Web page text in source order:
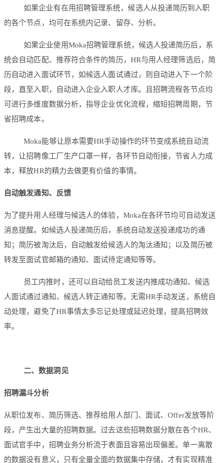
如果企业有在用招聘管理系统，候选人从投递简历到入职
的各个节点，均可在系统内记录、留存、分析。
如果企业使用Moka招聘管理系统，候选人投递简历后，系
统会自动匹配、推荐符合条件的简历，HR与用人经理筛选后，简
历自动进入面试环节，如候选人面试通过，则自动进入下一个阶
段，直至入职，自动进入企业入职人才库。且招聘流程各节点均
可进行多维度数据分析，指导企业优化流程，缩短招聘周期，节
省招聘成本。
Moka能够让原本需要HR手动操作的环节变成系统自动流
转，让招聘像工厂生产口罩一样，各环节自动衔接，节省人力成
本，释放HR的精力去做更有价值的事情。
自动触发通知、反馈
为了提升用人经理与候选人的体验，Moka在各环节均可自动发送
消息提醒。如候选人投递简历后，系统自动发送投递成功的通
知；简历被淘汰后，自动触发给候选人的淘汰通知；以及简历被
转发至面试官邮箱的通知、面试待定通知等等。
员工内推时，还可以自动给员工发送内推成功通知、候选
人面试通过通知、候选人转正通知等。无需HR手动发送，系统自
动处理，避免了HR事情太多忘记处理或延迟处理，提高招聘效
率。
二、数据洞见
招聘漏斗分析
从职位发布、简历筛选、推荐给用人部门、面试、Offer发放等阶
段，产生出大量的招聘数据。过去这些招聘数据分散在各个HR、
面试官手中，招聘业务分析流于表面且容易出现偏差。单一离散
的数据没有意义，只有全量全面的数据集中存储，才有实现精准